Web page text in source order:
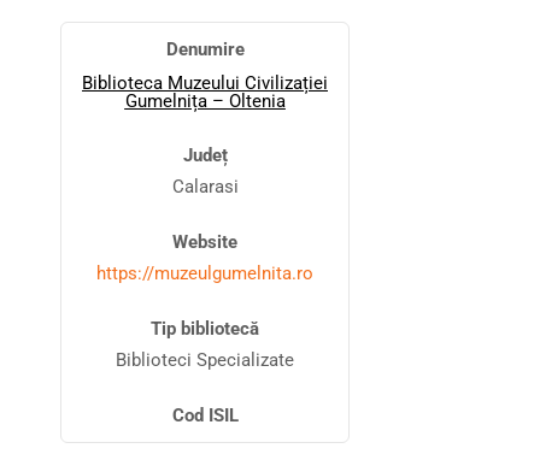
Denumire
Biblioteca Muzeului Civilizației
Gumelnița – Oltenia
Județ
Calarasi
Website
https://muzeulgumelnita.ro
Tip bibliotecă
Biblioteci Specializate
Cod ISIL